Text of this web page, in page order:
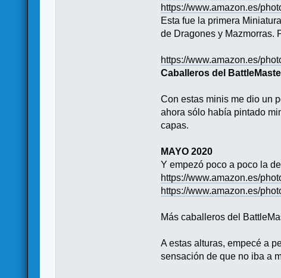
https://www.amazon.es/
Esta fue la primera
de Dragones y Mazmorras.
https://www.amazon.es/
Caballeros del
Con estas minis me dio un
ahora sólo había pintado
capas.
MAYO 2020
Y empezó poco a poco la
https://www.amazon.es/
https://www.amazon.es/
Más caballeros del
A estas alturas, empecé a
sensación de que no iba a